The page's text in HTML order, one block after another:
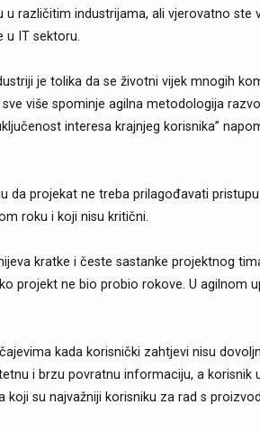
u različitim industrijama, ali vjerovatno
u IT sektoru.
je tolika da se životni vijek mnogih
više spominje agilna metodologija
interesa krajnjeg korisnika”
da projekat ne treba prilagođavati
roku i koji nisu kritični.
kratke i česte sastanke projektnog
projekt ne bio probio rokove. U agilnom
kada korisnički zahtjevi nisu
i brzu povratnu informaciju, a
koji su najvažniji korisniku za rad s